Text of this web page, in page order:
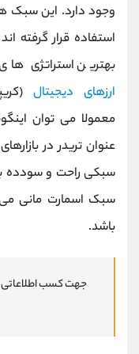
وجود دارد. این سبک‌
استفاده قرار گرفته‌
بهترین استراتژی‌ های
ارزهای دیجیتال
معمولا می توان
عنوان تریدر در
سبکی راحت و سودده
سبک اسمارت مانی
باشد.
جهت کسب اطلاعاتی